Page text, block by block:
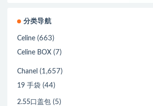
分类导航
Celine (663)
Celine BOX (7)
Chanel (1,657)
19 手袋 (44)
2.55口盖包 (5)